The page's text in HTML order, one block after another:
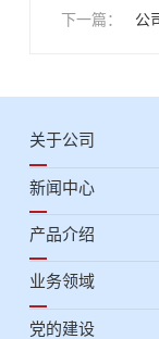
长
下一篇：
公
关于公司
新闻中心
产品介绍
业务领域
党的建设